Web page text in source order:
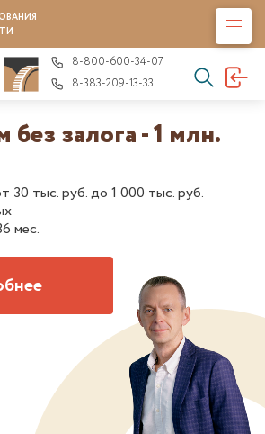
8-800-600-34-07
8-383-209-13-33
залога - 1 млн.
30 тыс. руб. до 1 000 тыс. руб.
мес.